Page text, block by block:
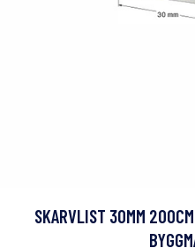
SKARVLIST 30MM